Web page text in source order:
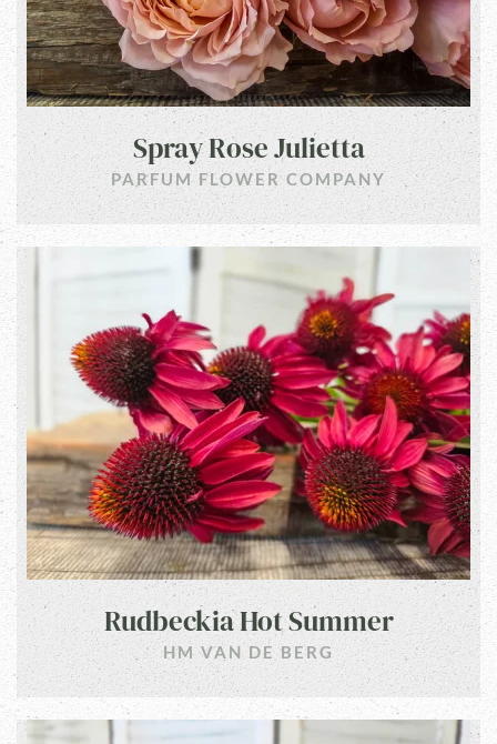
Spray Rose Julietta
PARFUM FLOWER COMPANY
Rudbeckia Hot Summer
HM VAN DE BERG